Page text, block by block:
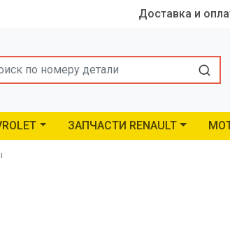
Доставка и
ЗАПЧАСТИ RENAULT